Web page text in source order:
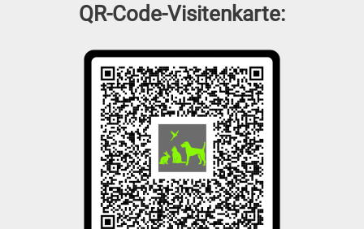
QR-Code-Visitenkarte: